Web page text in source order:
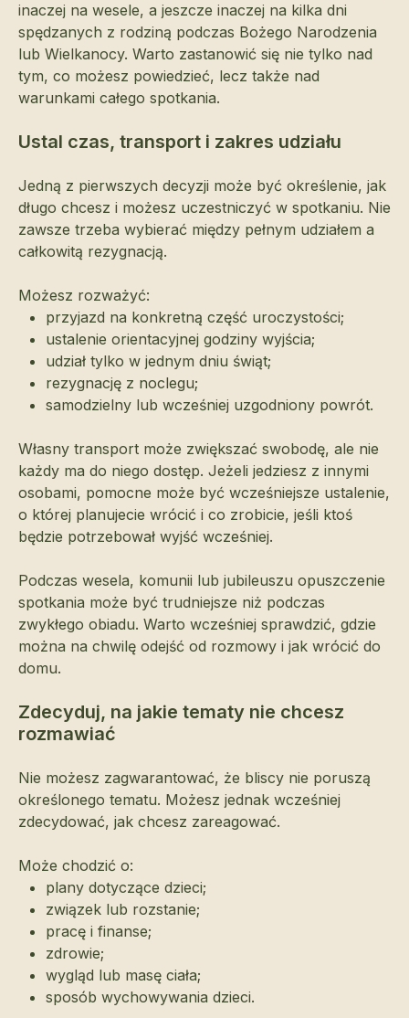
inaczej na wesele, a jeszcze inaczej na kilka dni
spędzanych z rodziną podczas Bożego Narodzenia
lub Wielkanocy. Warto zastanowić się nie tylko nad
tym, co możesz powiedzieć, lecz także nad
warunkami całego spotkania.
Ustal czas, transport i zakres udziału
Jedną z pierwszych decyzji może być określenie, jak
długo chcesz i możesz uczestniczyć w spotkaniu. Nie
zawsze trzeba wybierać między pełnym udziałem a
całkowitą rezygnacją.
Możesz rozważyć:
przyjazd na konkretną część uroczystości;
ustalenie orientacyjnej godziny wyjścia;
udział tylko w jednym dniu świąt;
rezygnację z noclegu;
samodzielny lub wcześniej uzgodniony powrót.
Własny transport może zwiększać swobodę, ale nie
każdy ma do niego dostęp. Jeżeli jedziesz z innymi
osobami, pomocne może być wcześniejsze ustalenie,
o której planujecie wrócić i co zrobicie, jeśli ktoś
będzie potrzebował wyjść wcześniej.
Podczas wesela, komunii lub jubileuszu opuszczenie
spotkania może być trudniejsze niż podczas
zwykłego obiadu. Warto wcześniej sprawdzić, gdzie
można na chwilę odejść od rozmowy i jak wrócić do
domu.
Zdecyduj, na jakie tematy nie chcesz
rozmawiać
Nie możesz zagwarantować, że bliscy nie poruszą
określonego tematu. Możesz jednak wcześniej
zdecydować, jak chcesz zareagować.
Może chodzić o:
plany dotyczące dzieci;
związek lub rozstanie;
pracę i finanse;
zdrowie;
wygląd lub masę ciała;
sposób wychowywania dzieci.